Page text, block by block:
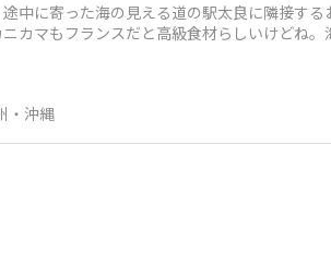
中に寄った海の見える道の駅太良に隣接す
カマもフランスだと高級食材らしいけどね
・沖縄